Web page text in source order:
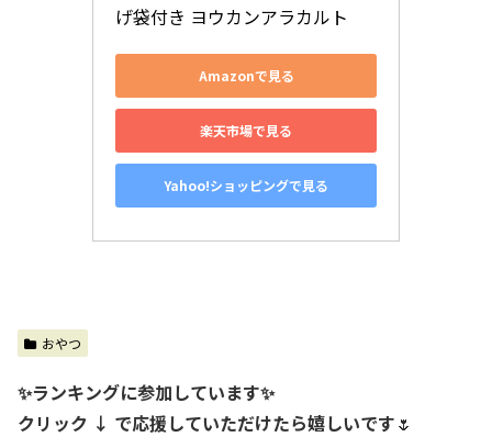
げ袋付き ヨウカンアラカルト
Amazonで見る
楽天市場で見る
Yahoo!ショッピングで見る
おやつ
✨ランキングに参加しています✨
クリック ↓ で応援していただけたら嬉しいです🌷